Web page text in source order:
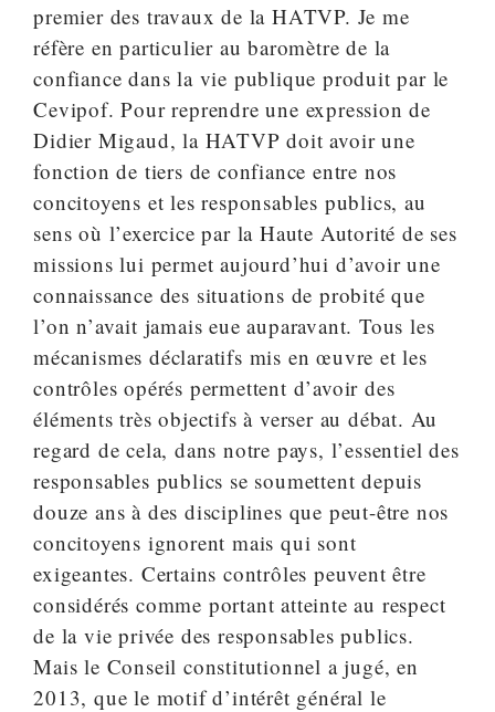
premier des travaux de la HATVP. Je me
réfère en particulier au baromètre de la
confiance dans la vie publique produit par le
Cevipof. Pour reprendre une expression de
Didier Migaud, la HATVP doit avoir une
fonction de tiers de confiance entre nos
concitoyens et les responsables publics, au
sens où l’exercice par la Haute Autorité de ses
missions lui permet aujourd’hui d’avoir une
connaissance des situations de probité que
l’on n’avait jamais eue auparavant. Tous les
mécanismes déclaratifs mis en œuvre et les
contrôles opérés permettent d’avoir des
éléments très objectifs à verser au débat. Au
regard de cela, dans notre pays, l’essentiel des
responsables publics se soumettent depuis
douze ans à des disciplines que peut-être nos
concitoyens ignorent mais qui sont
exigeantes. Certains contrôles peuvent être
considérés comme portant atteinte au respect
de la vie privée des responsables publics.
Mais le Conseil constitutionnel a jugé, en
2013, que le motif d’intérêt général le